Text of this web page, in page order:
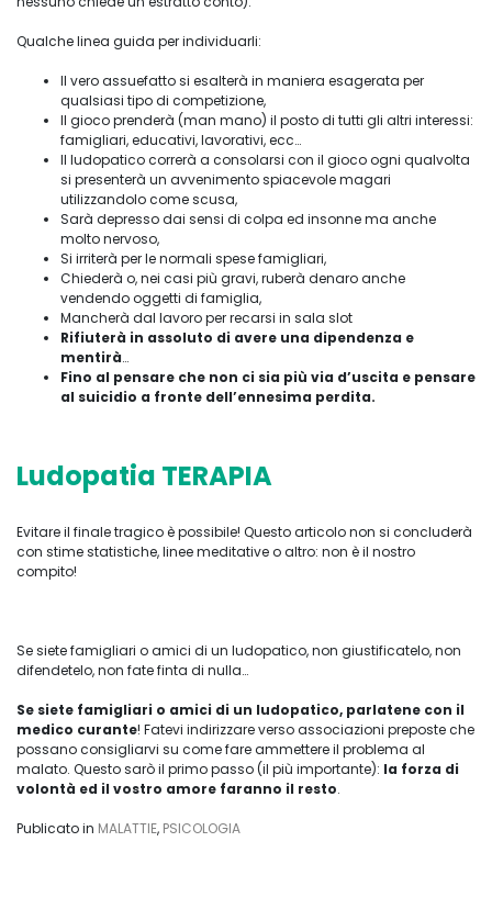
Qualche linea guida per individuarli:
Il vero assuefatto si esalterà in maniera esagerata per
qualsiasi tipo di competizione,
Il gioco prenderà (man mano) il posto di tutti gli altri interessi:
famigliari, educativi, lavorativi, ecc…
Il ludopatico correrà a consolarsi con il gioco ogni qualvolta
si presenterà un avvenimento spiacevole magari
utilizzandolo come scusa,
Sarà depresso dai sensi di colpa ed insonne ma anche
molto nervoso,
Si irriterà per le normali spese famigliari,
Chiederà o, nei casi più gravi, ruberà denaro anche
vendendo oggetti di famiglia,
Mancherà dal lavoro per recarsi in sala slot
Rifiuterà in assoluto di avere una dipendenza e
mentirà…
Fino al pensare che non ci sia più via d’uscita e pensare
al suicidio a fronte dell’ennesima perdita.
Ludopatia TERAPIA
Evitare il finale tragico è possibile! Questo articolo non si concluderà
con stime statistiche, linee meditative o altro: non è il nostro
compito!
Se siete famigliari o amici di un ludopatico, non giustificatelo, non
difendetelo, non fate finta di nulla…
Se siete famigliari o amici di un ludopatico, parlatene con il
medico curante! Fatevi indirizzare verso associazioni preposte che
possano consigliarvi su come fare ammettere il problema al
malato. Questo sarò il primo passo (il più importante): la forza di
volontà ed il vostro amore faranno il resto.
Publicato in MALATTIE, PSICOLOGIA